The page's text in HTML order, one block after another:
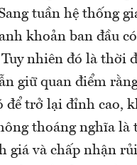
tuần hệ thống
khoản ban đầu
nhiên đó là thời
giữ quan điểm
để trở lại đỉnh cao,
thoáng nghĩa là
giá và chấp nhận